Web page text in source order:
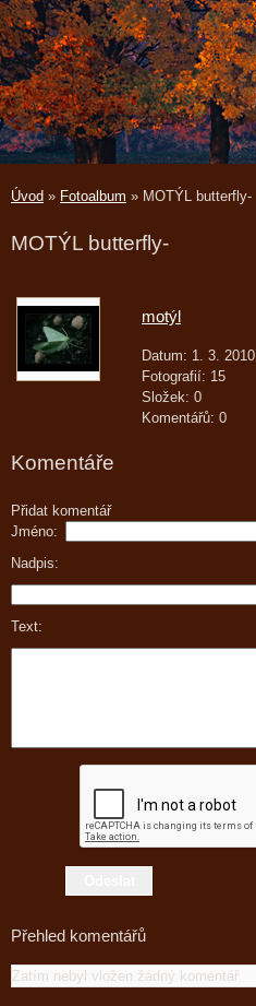
Úvod » Fotoalbum » MOTÝL butterfly-
MOTÝL butterfly-
motýl
Datum: 1. 3. 2010
Fotografií: 15
Složek: 0
Komentářů: 0
Komentáře
Přidat komentář
Jméno:
Nadpis:
Text:
Přehled komentářů
Zatím nebyl vložen žádný komentář